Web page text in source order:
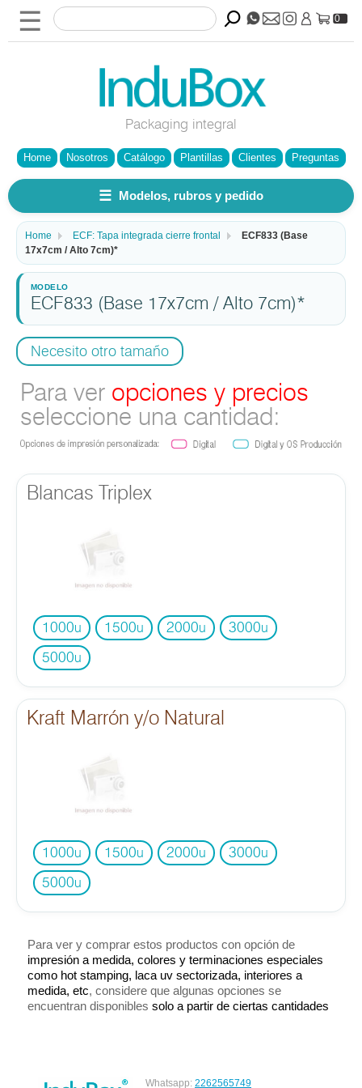
☰
Packaging integral
0
Home Nosotros Catálogo Plantillas Clientes Preguntas
☰ Modelos, rubros y pedido
Home ECF: Tapa integrada cierre frontal
ECF833 (Base
17x7cm / Alto 7cm)*
ECF833 (Base 17x7cm / Alto 7cm)*
Necesito otro tamaño
Para ver opciones y precios
seleccione una cantidad:
Blancas Triplex
1000u 1500u 2000u 3000u
5000u
Kraft Marrón y/o Natural
1000u 1500u 2000u 3000u
5000u
Para ver y comprar estos productos con opción de
impresión a medida, colores y terminaciones especiales
como hot stamping, laca uv sectorizada, interiores a
medida, etc, considere que algunas opciones se
encuentran disponibles solo a partir de ciertas cantidades
Whatsapp: 2262565749